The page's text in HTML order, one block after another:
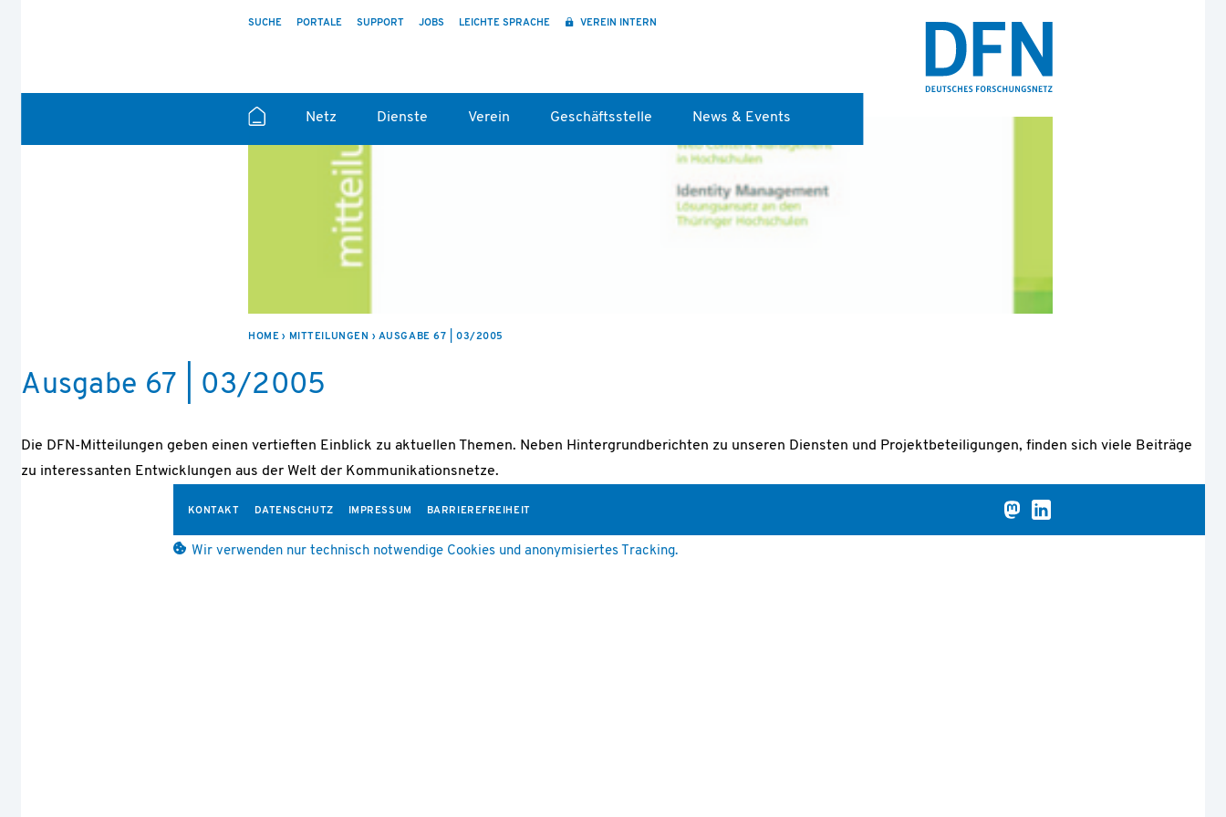
SUCHE PORTALE SUPPORT JOBS LEICHTE SPRACHE VEREIN INTERN
Netz Dienste Verein Geschäftsstelle News & Events
HOME MITTEILUNGEN AUSGABE 67 | 03/2005
Ausgabe 67 | 03/2005
Die DFN-Mitteilungen geben einen vertieften Einblick zu aktuellen Themen. Neben Hintergrundberichten zu unseren Diensten und Projektbeteiligungen, finden sich viele Beiträge
zu interessanten Entwicklungen aus der Welt der Kommunikationsnetze.
KONTAKT DATENSCHUTZ IMPRESSUM BARRIEREFREIHEIT
Wir verwenden nur technisch notwendige Cookies und anonymisiertes Tracking.